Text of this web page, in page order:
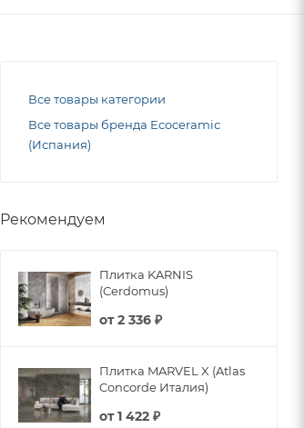
Все товары категории
Все товары бренда Ecoceramic
(Испания)
Рекомендуем
Плитка KARNIS
(Cerdomus)
от2 336 ₽
Плитка MARVEL X (Atlas
Concorde Италия)
от1 422 ₽